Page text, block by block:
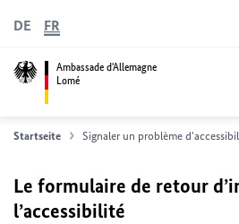
Ambassade d'Allemagne
Lomé
DE FR
Startseite Signaler un problème
Le formulaire de retour
l’accessibilité